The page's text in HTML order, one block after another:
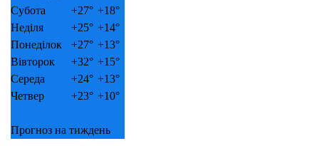
Субота
+27° +18°
Неділя
+25° +14°
Понеділок
+27° +13°
Вівторок
+32° +15°
Середа
+24° +13°
Четвер
+23° +10°
Прогноз на тиждень